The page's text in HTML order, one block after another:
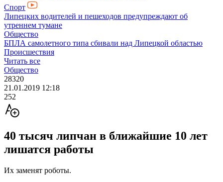
Спорт
Липецких водителей и пешеходов предупреждают об
утреннем тумане
Общество
БПЛА самолетного типа сбивали над Липецкой областью
Происшествия
Читать все
Общество
28320
21.01.2019 12:18
252
40 тысяч липчан в ближайшие 10 лет
лишатся работы
Их заменят роботы.